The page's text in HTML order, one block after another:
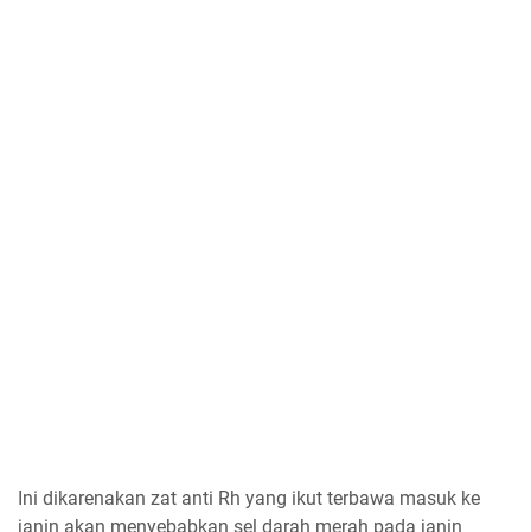
Ini dikarenakan zat anti Rh yang ikut terbawa masuk ke
janin akan menyebabkan sel darah merah pada janin